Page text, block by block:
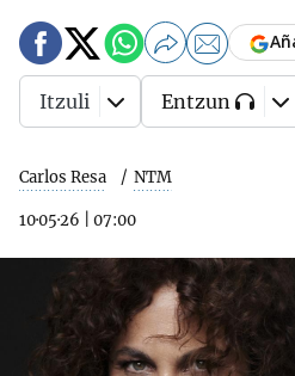
Carlos Resa NTM
10·05·26 07:00
Itzuli Entzun